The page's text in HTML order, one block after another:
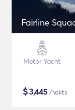
Fairline
Motor Yacht
$3,445 /nakts